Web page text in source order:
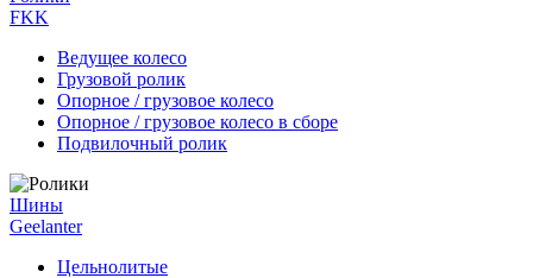
FKK
Ведущее колесо
Грузовой ролик
Опорное / грузовое колесо
Опорное / грузовое колесо в сборе
Подвилочный ролик
Шины
Geelanter
Цельнолитые